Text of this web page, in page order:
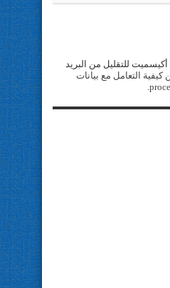
للتقليل من البريد
التعامل مع بيانات